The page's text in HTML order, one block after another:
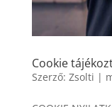
Cookie
Szerző: Zsolti |